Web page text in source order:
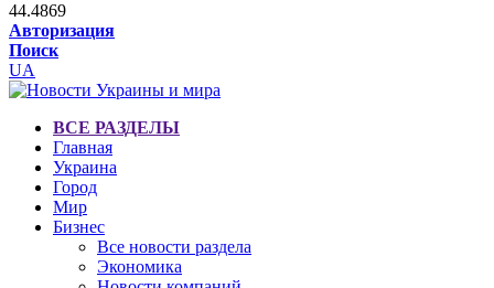
44.4869
Авторизация
Поиск
UA
ВСЕ РАЗДЕЛЫ
Главная
Украина
Город
Мир
Бизнес
Все новости раздела
Экономика